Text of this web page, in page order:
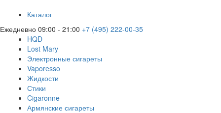
Каталог
Ежедневно 09:00 - 21:00 +7 (495) 222-00-35
HQD
Lost Mary
Электронные сигареты
Vaporesso
Жидкости
Стики
Cigaronne
Армянские сигареты